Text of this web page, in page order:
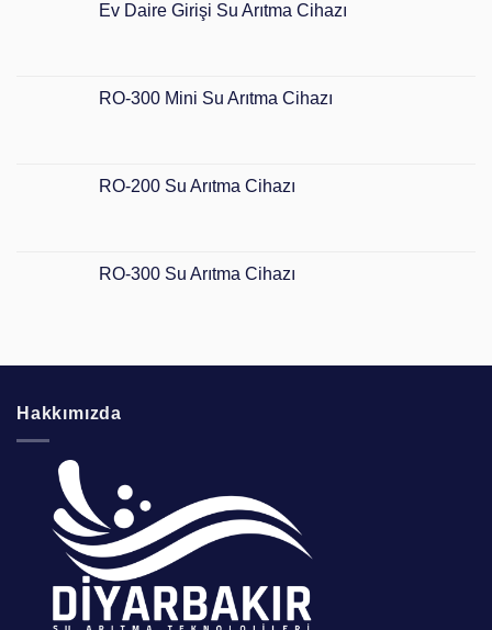
Ev Daire Girişi Su Arıtma Cihazı
RO-300 Mini Su Arıtma Cihazı
RO-200 Su Arıtma Cihazı
RO-300 Su Arıtma Cihazı
Hakkımızda